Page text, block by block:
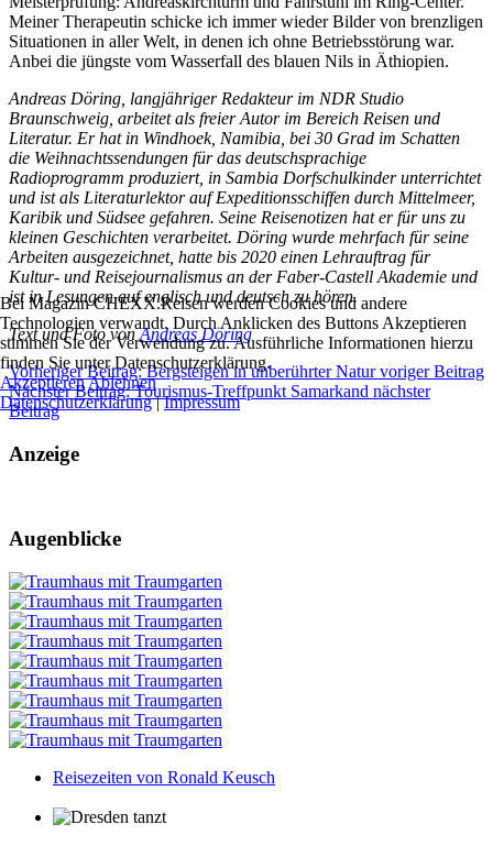
Meiner Therapeutin schicke ich immer wieder Bilder von brenzligen
Situationen in aller Welt, in denen ich ohne Betriebsstörung war.
Anbei die jüngste vom Wasserfall des blauen Nils in Äthiopien.
Andreas Döring, langjähriger Redakteur im NDR Studio
Braunschweig, arbeitet als freier Autor im Bereich Reisen und
Literatur. Er hat in Windhoek, Namibia, bei 30 Grad im Schatten
die Weihnachtssendungen für das deutschsprachige
Radioprogramm produziert, in Sambia Dorfschulkinder unterrichtet
und ist als Literaturlektor auf Expeditionsschiffen durch Mittelmeer,
Karibik und Südsee gefahren. Seine Reisenotizen hat er für uns zu
kleinen Geschichten verarbeitet. Döring wurde mehrfach für seine
Arbeiten ausgezeichnet, hatte bis 2020 einen Lehrauftrag für
Kultur- und Reisejournalismus an der Faber-Castell Akademie und
ist in Lesungen auf englisch und deutsch zu hören.
Text und Foto vonAndreas Döring
Vorheriger Beitrag: Bergsteigen in unberührter Naturvoriger Beitrag
Nächster Beitrag: Tourismus-Treffpunkt Samarkand nächster
Beitrag
Anzeige
Augenblicke
Reisezeiten von Ronald Keusch
Bei Magazin CHEXX.Reisen werden Cookies und andere
Technologien verwandt. Durch Anklicken des Buttons Akzeptieren
stimmen Sie der Verwendung zu. Ausführliche Informationen hierzu
finden Sie unter Datenschutzerklärung.
AkzeptierenAblehnen
Datenschutzerklärung|Impressum